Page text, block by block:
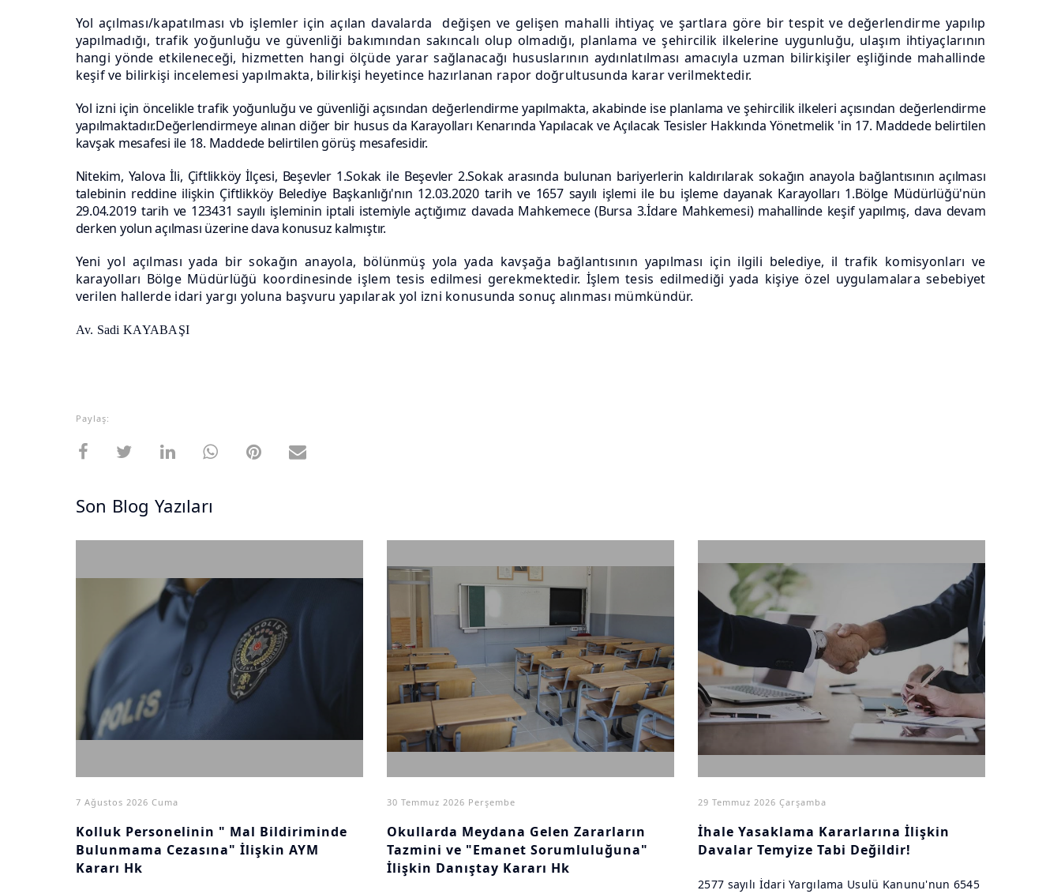
Yol açılması/kapatılması vb işlemler için açılan davalarda değişen ve gelişen mahalli ihtiyaç ve şartlara göre bir tespit ve değerlendirme yapılıp
yapılmadığı, trafik yoğunluğu ve güvenliği bakımından sakıncalı olup olmadığı, planlama ve şehircilik ilkelerine uygunluğu, ulaşım ihtiyaçlarının
hangi yönde etkileneceği, hizmetten hangi ölçüde yarar sağlanacağı hususlarının aydınlatılması amacıyla uzman bilirkişiler eşliğinde mahallinde
keşif ve bilirkişi incelemesi yapılmakta, bilirkişi heyetince hazırlanan rapor doğrultusunda karar verilmektedir.
Yol izni için öncelikle trafik yoğunluğu ve güvenliği açısından değerlendirme yapılmakta, akabinde ise planlama ve şehircilik ilkeleri açısından değerlendirme
yapılmaktadır.Değerlendirmeye alınan diğer bir husus da Karayolları Kenarında Yapılacak ve Açılacak Tesisler Hakkında Yönetmelik 'in 17. Maddede belirtilen
kavşak mesafesi ile 18. Maddede belirtilen görüş mesafesidir.
Nitekim, Yalova İli, Çiftlikköy İlçesi, Beşevler 1.Sokak ile Beşevler 2.Sokak arasında bulunan bariyerlerin kaldırılarak sokağın anayola bağlantısının açılması
talebinin reddine ilişkin Çiftlikköy Belediye Başkanlığı'nın 12.03.2020 tarih ve 1657 sayılı işlemi ile bu işleme dayanak Karayolları 1.Bölge Müdürlüğü'nün
29.04.2019 tarih ve 123431 sayılı işleminin iptali istemiyle açtığımız davada Mahkemece (Bursa 3.İdare Mahkemesi) mahallinde keşif yapılmış, dava devam
derken yolun açılması üzerine dava konusuz kalmıştır.
Yeni yol açılması yada bir sokağın anayola, bölünmüş yola yada kavşağa bağlantısının yapılması için ilgili belediye, il trafik komisyonları ve
karayolları Bölge Müdürlüğü koordinesinde işlem tesis edilmesi gerekmektedir. İşlem tesis edilmediği yada kişiye özel uygulamalara sebebiyet
verilen hallerde idari yargı yoluna başvuru yapılarak yol izni konusunda sonuç alınması mümkündür.
Av. Sadi KAYABAŞI
Paylaş:
Son Blog Yazıları
7 Ağustos 2026 Cuma
Kolluk Personelinin " Mal Bildiriminde
Bulunmama Cezasına" İlişkin AYM
Kararı Hk
30 Temmuz 2026 Perşembe
Okullarda Meydana Gelen Zararların
Tazmini ve "Emanet Sorumluluğuna"
İlişkin Danıştay Kararı Hk
29 Temmuz 2026 Çarşamba
İhale Yasaklama Kararlarına İlişkin
Davalar Temyize Tabi Değildir!
2577 sayılı İdari Yargılama Usulü Kanunu'nun 6545